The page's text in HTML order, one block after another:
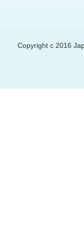
Copyright c 2016